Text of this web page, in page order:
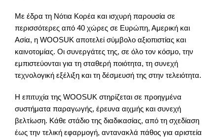
Με έδρα τη Νότια Κορέα και ισχυρή παρουσία σε
περισσότερες από 40 χώρες σε Ευρώπη, Αμερική και
Ασία, η WOOSUK αποτελεί σύμβολο αξιοπιστίας και
καινοτομίας. Οι συνεργάτες της, σε όλο τον κόσμο, την
εμπιστεύονται για τη σταθερή ποιότητα, τη συνεχή
τεχνολογική εξέλιξη και τη δέσμευσή της στην τελειότητα.
Η επιτυχία της WOOSUK στηρίζεται σε προηγμένα
συστήματα παραγωγής, έρευνα αιχμής και συνεχή
βελτίωση. Κάθε στάδιο της διαδικασίας, από τη σχεδίαση
έως την τελική εφαρμογή, αντανακλά πάθος για αριστεία